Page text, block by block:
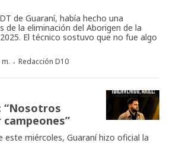
de Guaraní, había hecho una
de la eliminación del Aborigen de la
El técnico sostuvo que no fue algo
· Redacción D10
“Nosotros
este miércoles, Guaraní hizo oficial la